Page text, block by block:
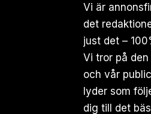
Vi är
det
just det –
Vi tror på
och vår
lyder som
dig till det